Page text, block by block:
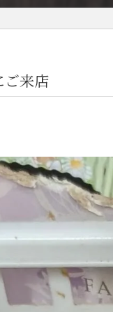
ご来店